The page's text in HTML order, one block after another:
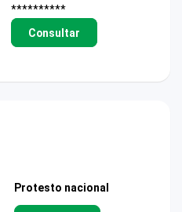
**********
Consultar
Protesto nacional